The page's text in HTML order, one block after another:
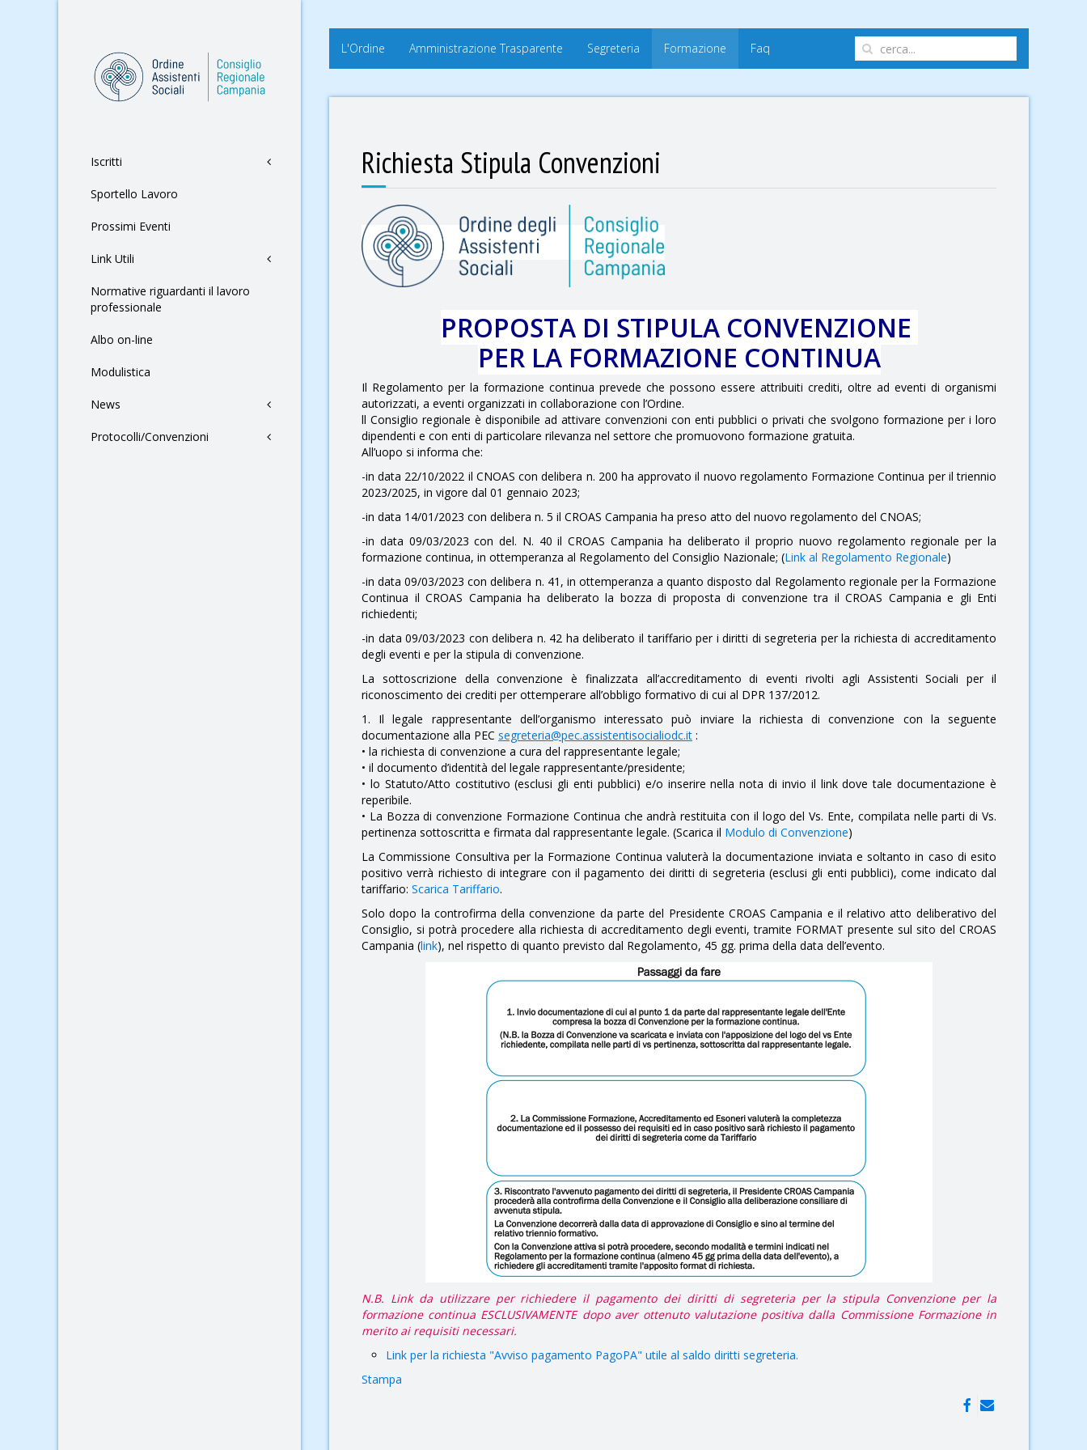
Iscritti
Sportello Lavoro
Prossimi Eventi
Link Utili
Normative riguardanti il lavoro
professionale
Albo on-line
Modulistica
News
Protocolli/Convenzioni
L'Ordine Amministrazione Trasparente Segreteria Formazione Faq
Richiesta Stipula Convenzioni
PROPOSTA DI STIPULA CONVENZIONE
PER LA FORMAZIONE CONTINUA
Il Regolamento per la formazione continua prevede che possono essere attribuiti crediti, oltre ad eventi di organismi
autorizzati, a eventi organizzati in collaborazione con l’Ordine.
ll Consiglio regionale è disponibile ad attivare convenzioni con enti pubblici o privati che svolgono formazione per i loro
dipendenti e con enti di particolare rilevanza nel settore che promuovono formazione gratuita.
All’uopo si informa che:
-in data 22/10/2022 il CNOAS con delibera n. 200 ha approvato il nuovo regolamento Formazione Continua per il triennio
2023/2025, in vigore dal 01 gennaio 2023;
-in data 14/01/2023 con delibera n. 5 il CROAS Campania ha preso atto del nuovo regolamento del CNOAS;
-in data 09/03/2023 con del. N. 40 il CROAS Campania ha deliberato il proprio nuovo regolamento regionale per la
formazione continua, in ottemperanza al Regolamento del Consiglio Nazionale; (Link al Regolamento Regionale)
-in data 09/03/2023 con delibera n. 41, in ottemperanza a quanto disposto dal Regolamento regionale per la Formazione
Continua il CROAS Campania ha deliberato la bozza di proposta di convenzione tra il CROAS Campania e gli Enti
richiedenti;
-in data 09/03/2023 con delibera n. 42 ha deliberato il tariffario per i diritti di segreteria per la richiesta di accreditamento
degli eventi e per la stipula di convenzione.
La sottoscrizione della convenzione è finalizzata all’accreditamento di eventi rivolti agli Assistenti Sociali per il
riconoscimento dei crediti per ottemperare all’obbligo formativo di cui al DPR 137/2012.
1. Il legale rappresentante dell’organismo interessato può inviare la richiesta di convenzione con la seguente
documentazione alla PEC segreteria@pec.assistentisocialiodc.it :
• la richiesta di convenzione a cura del rappresentante legale;
• il documento d’identità del legale rappresentante/presidente;
• lo Statuto/Atto costitutivo (esclusi gli enti pubblici) e/o inserire nella nota di invio il link dove tale documentazione è
reperibile.
• La Bozza di convenzione Formazione Continua che andrà restituita con il logo del Vs. Ente, compilata nelle parti di Vs.
pertinenza sottoscritta e firmata dal rappresentante legale. (Scarica il Modulo di Convenzione)
La Commissione Consultiva per la Formazione Continua valuterà la documentazione inviata e soltanto in caso di esito
positivo verrà richiesto di integrare con il pagamento dei diritti di segreteria (esclusi gli enti pubblici), come indicato dal
tariffario: Scarica Tariffario.
Solo dopo la controfirma della convenzione da parte del Presidente CROAS Campania e il relativo atto deliberativo del
Consiglio, si potrà procedere alla richiesta di accreditamento degli eventi, tramite FORMAT presente sul sito del CROAS
Campania (link), nel rispetto di quanto previsto dal Regolamento, 45 gg. prima della data dell’evento.
N.B. Link da utilizzare per richiedere il pagamento dei diritti di segreteria per la stipula Convenzione per la
formazione continua ESCLUSIVAMENTE dopo aver ottenuto valutazione positiva dalla Commissione Formazione in
merito ai requisiti necessari.
Link per la richiesta "Avviso pagamento PagoPA" utile al saldo diritti segreteria.
Stampa